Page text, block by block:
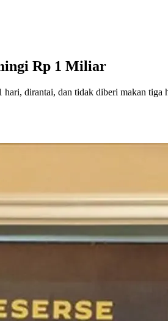
Rp 1 Miliar
dirantai, dan tidak diberi makan tiga